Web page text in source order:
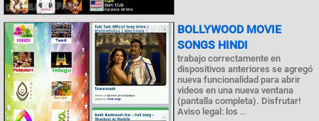
BOLLYWOOD MOVIE
SONGS HINDI
trabajo correctamente en
dispositivos anteriores se agregó
nueva funcionalidad para abrir
videos en una nueva ventana
(pantalla completa). Disfrutar!
Aviso legal: los ..